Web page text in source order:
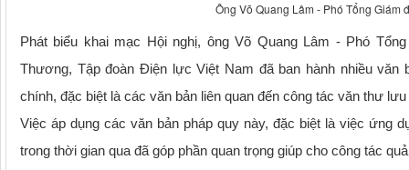
Ông Võ Quang Lâm - Phó Tổng Giám
Phát biểu khai mạc Hội nghị, ông Võ Quang Lâm - Phó
Thương, Tập đoàn Điện lực Việt Nam đã ban hành nhiều văn
chính, đặc biệt là các văn bản liên quan đến công tác văn thư
Việc áp dụng các văn bản pháp quy này, đặc biệt là việc ứng
trong thời gian qua đã góp phần quan trọng giúp cho công tác